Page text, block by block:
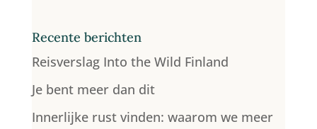
Recente berichten
Reisverslag Into the Wild Finland
Je bent meer dan dit
Innerlijke rust vinden: waarom we meer